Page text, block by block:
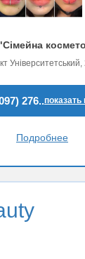
276..показать
Подробнее